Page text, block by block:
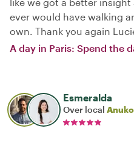
ever would have walking
own. Thank you again
A day in Paris: Spend the
Esmeralda
Over local